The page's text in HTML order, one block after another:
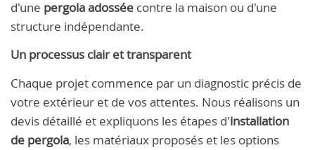
d'une pergola adossée contre la maison ou d'une
structure indépendante.
Un processus clair et transparent
Chaque projet commence par un diagnostic précis de
votre extérieur et de vos attentes. Nous réalisons un
devis détaillé et expliquons les étapes d'installation
de pergola, les matériaux proposés et les options